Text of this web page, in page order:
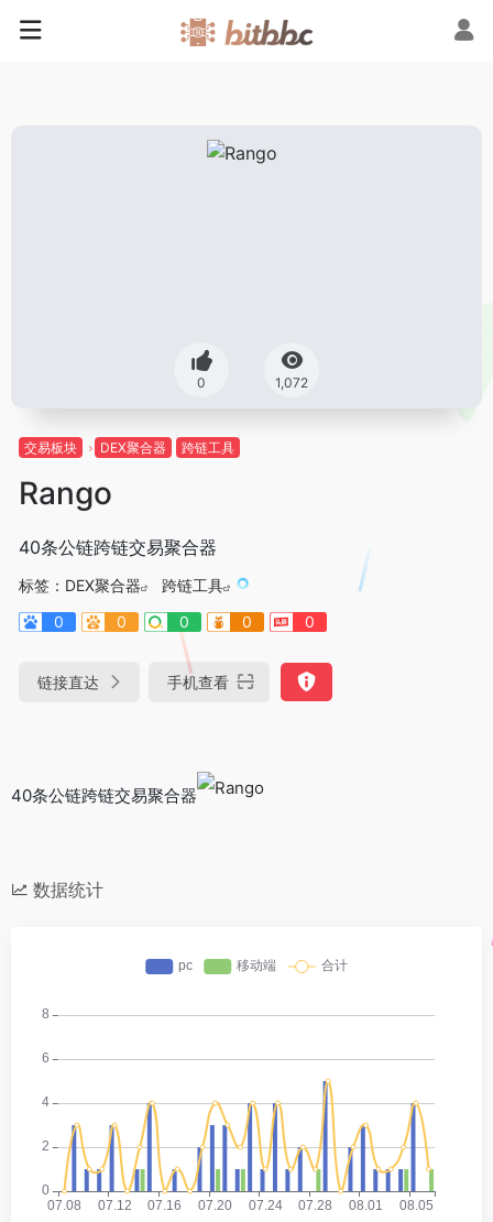
0 1,072
交易板块 DEX聚合器 跨链工具
Rango
40条公链跨链交易聚合器
标签： DEX聚合器
跨链工具
0
0 0 0 0
链接直达 手机查看
40条公链跨链交易聚合器
数据统计